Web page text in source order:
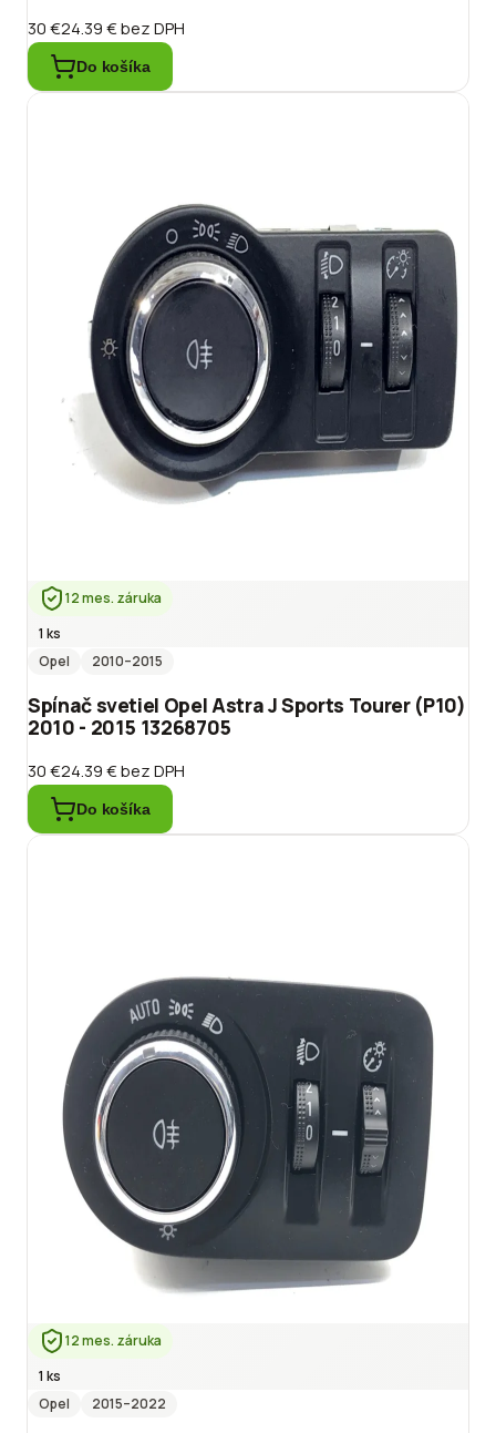
30 €24.39 €bez DPH
Do košíka
12 mes. záruka
1 ks
Opel
2010–2015
Spínač svetiel Opel Astra J Sports Tourer (P10)
2010 - 2015 13268705
30 €24.39 €bez DPH
Do košíka
12 mes. záruka
1 ks
Opel
2015–2022